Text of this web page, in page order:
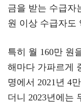
금을 받는 수급자
원 이상 수급자도
특히 월 160만 원
해마다 가파르게
명에서 2021년 4
더니 2023년에는